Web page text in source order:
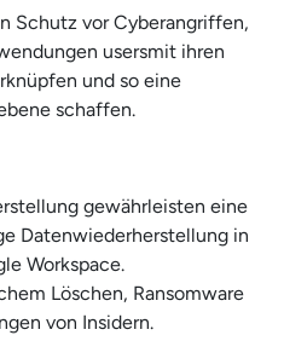
Schutz vor Cyberangriffen,
usersmit ihren
und so eine
schaffen.
gewährleisten eine
Datenwiederherstellung in
Workspace.
Löschen, Ransomware
von Insidern.